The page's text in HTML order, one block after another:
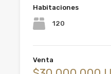
Habitaciones
120
Venta